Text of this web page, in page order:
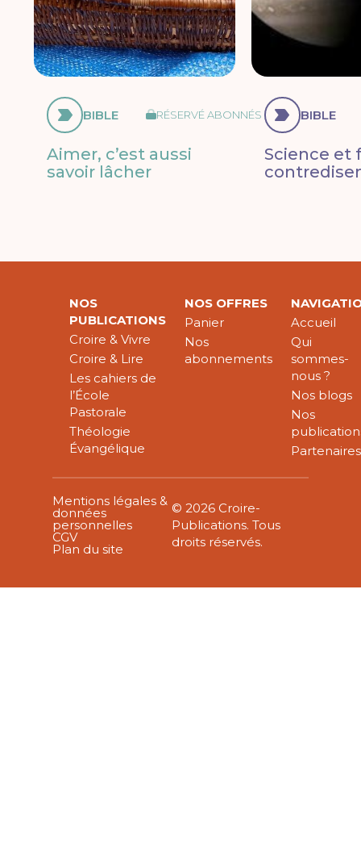
BIBLE RÉSERVÉ ABONNÉS
Aimer, c’est aussi
savoir lâcher
BIBLE
Science et
NOS
PUBLICATIONS
Croire & Vivre
Croire & Lire
Les cahiers de
l’École
Pastorale
Théologie
Évangélique
NOS OFFRES
Panier
Nos
abonnements
Accueil
Qui
sommes-
nous ?
Nos blogs
Nos
Partenaires
Mentions légales &
données
personnelles
CGV
Plan du site
© 2026 Croire-
Publications. Tous
droits réservés.